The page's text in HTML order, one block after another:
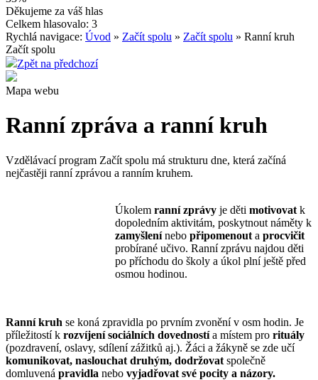
Děkujeme za váš hlas
Celkem hlasovalo: 3
Rychlá navigace: Úvod » Začít spolu » Začít spolu » Ranní kruh
Začít spolu
Zpět na předchozí
Mapa webu
Ranní zpráva a ranní kruh
Vzdělávací program Začít spolu má strukturu dne, která začíná
nejčastěji ranní zprávou a ranním kruhem.
Úkolem ranní zprávy je děti motivovat k
dopoledním aktivitám, poskytnout náměty k
zamyšlenínebo připomenout a procvičit
probírané učivo. Ranní zprávu najdou děti
po příchodu do školy a úkol plní ještě před
osmou hodinou.
Ranní kruh se koná zpravidla po prvním zvonění v osm hodin. Je
příležitostí k rozvíjení sociálních dovednostía místem pro rituály
(pozdravení, oslavy, sdílení zážitků aj.). Žáci a žákyně se zde učí
komunikovat, naslouchat druhým, dodržovat společně
domluvená pravidla nebo vyjadřovat své pocity a názory.